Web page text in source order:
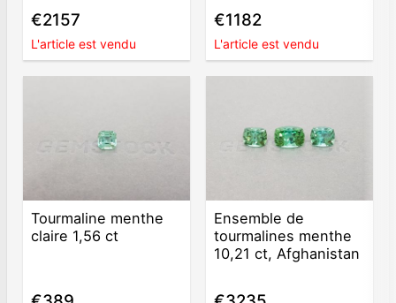
€2157
L'article est vendu
€1182
L'article est vendu
Tourmaline menthe
claire 1,56 ct
Ensemble de
tourmalines menthe
10,21 ct, Afghanistan